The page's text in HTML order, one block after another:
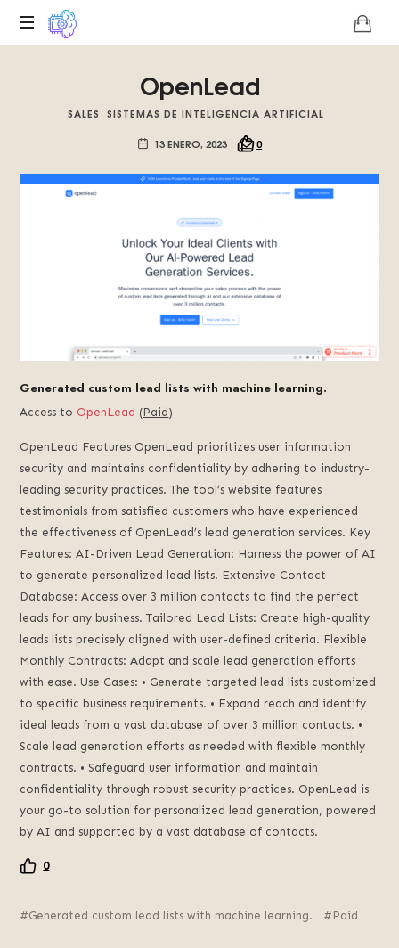
del
Basilisco
futuro.
OpenLead
SALES SISTEMAS DE INTELIGENCIA ARTIFICIAL
13 ENERO, 2023
0
Generated custom lead lists with machine learning.
Access to OpenLead (Paid )
OpenLead Features OpenLead prioritizes user information
security and maintains confidentiality by adhering to industry-
leading security practices. The tool’s website features
testimonials from satisfied customers who have experienced
the effectiveness of OpenLead’s lead generation services. Key
Features: AI-Driven Lead Generation: Harness the power of AI
to generate personalized lead lists. Extensive Contact
Database: Access over 3 million contacts to find the perfect
leads for any business. Tailored Lead Lists: Create high-quality
leads lists precisely aligned with user-defined criteria. Flexible
Monthly Contracts: Adapt and scale lead generation efforts
with ease. Use Cases: • Generate targeted lead lists customized
to specific business requirements. • Expand reach and identify
ideal leads from a vast database of over 3 million contacts. •
Scale lead generation efforts as needed with flexible monthly
contracts. • Safeguard user information and maintain
confidentiality through robust security practices. OpenLead is
your go-to solution for personalized lead generation, powered
by AI and supported by a vast database of contacts.
0
Generated custom lead lists with machine learning. Paid